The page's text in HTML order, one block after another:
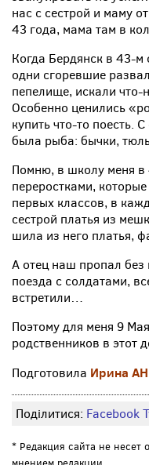
нас с сестрой и маму
43 года, мама там в
Когда Бердянск в 43-
одни сгоревшие
пепелище, искали
Особенно ценились
купить что-то поесть.
была рыба: бычки,
Помню, в школу меня в
переростками,
первых классов, в
сестрой платья из
шила из него платья,
А отец наш пропал без
поезда с солдатами,
встретили…
Поэтому для меня 9
родственников в этот
Подготовила Ирина
Поділитися: Facebook
* Редакция сайта не несет